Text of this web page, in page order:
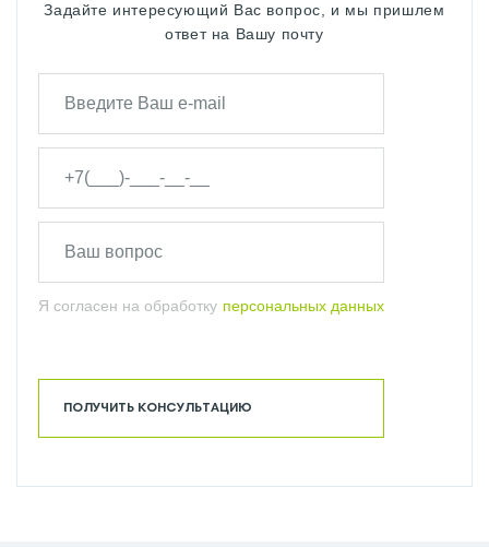
Задайте интересующий Вас вопрос, и мы пришлем
ответ на Вашу почту
Я согласен на обработку персональных данных
ПОЛУЧИТЬ КОНСУЛЬТАЦИЮ